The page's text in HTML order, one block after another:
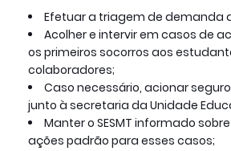
Efetuar a triagem de demanda
Acolher e intervir em casos de
os primeiros socorros aos
colaboradores;
Caso necessário, acionar
junto à secretaria da Unidade
Manter o SESMT informado
ações padrão para esses casos;